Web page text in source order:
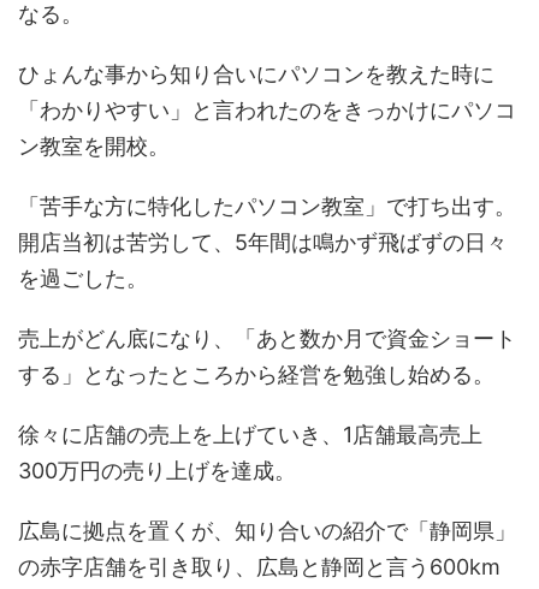
なる。
ひょんな事から知り合いにパソコンを教えた時に
「わかりやすい」と言われたのをきっかけにパソコ
ン教室を開校。
「苦手な方に特化したパソコン教室」で打ち出す。
開店当初は苦労して、5年間は鳴かず飛ばずの日々
を過ごした。
売上がどん底になり、「あと数か月で資金ショート
する」となったところから経営を勉強し始める。
徐々に店舗の売上を上げていき、1店舗最高売上
300万円の売り上げを達成。
広島に拠点を置くが、知り合いの紹介で「静岡県」
の赤字店舗を引き取り、広島と静岡と言う600km